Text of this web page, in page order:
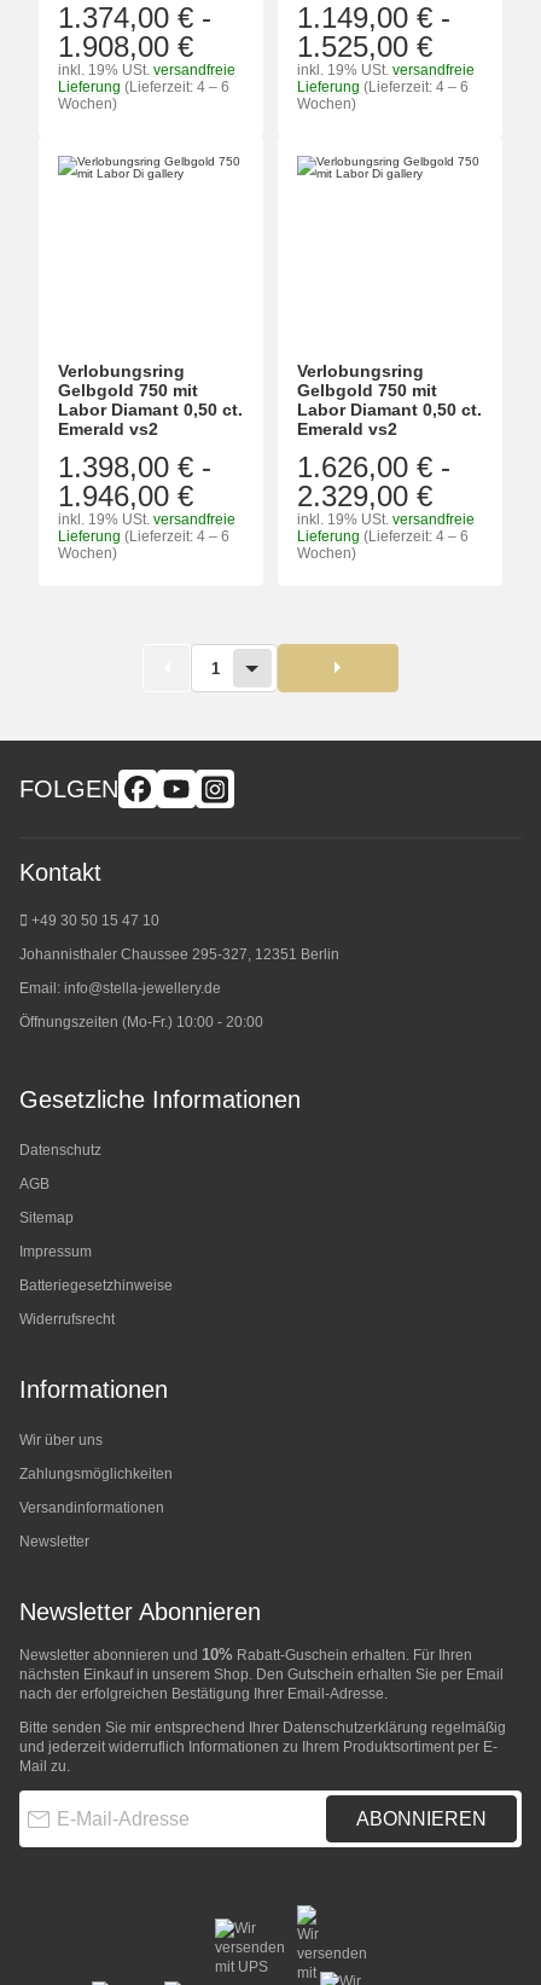
1.374,00 € -
1.908,00 €
inkl. 19% USt. versandfreie
Lieferung (Lieferzeit: 4 – 6
Wochen)
1.149,00 € -
1.525,00 €
inkl. 19% USt. versandfreie
Lieferung (Lieferzeit: 4 – 6
Wochen)
Verlobungsring
Gelbgold 750 mit
Labor Diamant 0,50 ct.
Emerald vs2
1.398,00 € -
1.946,00 €
inkl. 19% USt. versandfreie
Lieferung (Lieferzeit: 4 – 6
Wochen)
Verlobungsring
Gelbgold 750 mit
Labor Diamant 0,50 ct.
Emerald vs2
1.626,00 € -
2.329,00 €
inkl. 19% USt. versandfreie
Lieferung (Lieferzeit: 4 – 6
Wochen)
1
FOLGEN
Kontakt
+49 30 50 15 47 10
Johannisthaler Chaussee 295-327, 12351 Berlin
Email: info@stella-jewellery.de
Öffnungszeiten (Mo-Fr.) 10:00 - 20:00
Gesetzliche Informationen
Datenschutz
AGB
Sitemap
Impressum
Batteriegesetzhinweise
Widerrufsrecht
Informationen
Wir über uns
Zahlungsmöglichkeiten
Versandinformationen
Newsletter
Newsletter Abonnieren
Newsletter abonnieren und 10% Rabatt-Guschein erhalten. Für Ihren
nächsten Einkauf in unserem Shop. Den Gutschein erhalten Sie per Email
nach der erfolgreichen Bestätigung Ihrer Email-Adresse.
Bitte senden Sie mir entsprechend Ihrer Datenschutzerklärung regelmäßig
und jederzeit widerruflich Informationen zu Ihrem Produktsortiment per E-
Mail zu.
ABONNIEREN